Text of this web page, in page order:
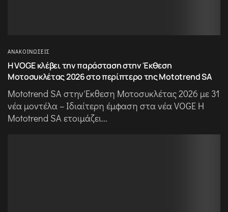
ΑΝΑΚΟΙΝΏΣΕΙΣ
Η VOGE κλέβει την παράσταση στην Έκθεση
Μοτοσυκλέτας 2026 στο περίπτερο της Mototrend SA
Mototrend SA στην Έκθεση Μοτοσυκλέτας 2026 με 31
νέα μοντέλα – Ιδιαίτερη έμφαση στα νέα VOGE Η
Mototrend SA ετοιμάζει...